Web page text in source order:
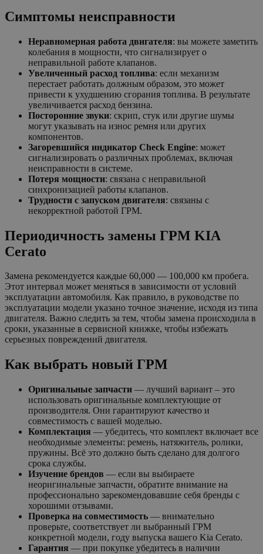
Симптомы неисправности
Неравномерная работа двигателя: вы можете заметить
колебания в мощности, что сигнализирует о
неправильной работе клапанов.
Увеличенный расход топлива: если механизм
перестает работать должным образом, это может
привести к ухудшению сгорания топлива. В результате
увеличивается расход бензина.
Посторонние звуки: скрип, стук или другие шумы
могут указывать на износ ремня или других
компонентов.
Загоревшийся индикатор Check Engine: может
сигнализировать о различных проблемах, включая
неисправности в системе.
Потеря мощности: связана с неправильной
синхронизацией работы клапанов.
Трудности с запуском двигателя: связаны с
некорректной работой ГРМ.
Периодичность замены ГРМ KIA
Cerato
Замена рекомендуется каждые 60,000 — 100,000 км пробега.
Этот интервал может меняться в зависимости от условий
эксплуатации автомобиля. Как правило, в руководстве по
эксплуатации модели указано точное значение, исходя из типа
двигателя. Важно следить за тем, чтобы замена происходила в
сроки, указанные в сервисной книжке, чтобы избежать
серьезных повреждений двигателя.
Как выбрать новый ГРМ
Оригинальные запчасти — лучший вариант – это
использовать оригинальные комплектующие от
производителя. Они гарантируют качество и
совместимость с вашей моделью.
Комплектация — убедитесь, что комплект включает все
необходимые элементы: ремень, натяжитель, ролики,
пружины. Всё это должно быть сделано для долгого
срока службы.
Изучение брендов — если вы выбираете
неоригинальные запчасти, обратите внимание на
профессионально зарекомендовавшие себя бренды с
хорошими отзывами.
Проверка на совместимость — внимательно
проверьте, соответствует ли выбранный ГРМ
конкретной модели, году выпуска вашего Kia Cerato.
Гарантия — при покупке убедитесь в наличии